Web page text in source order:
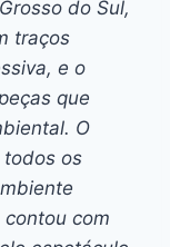
do Sul,
traços
e o
que
O
todos os
com